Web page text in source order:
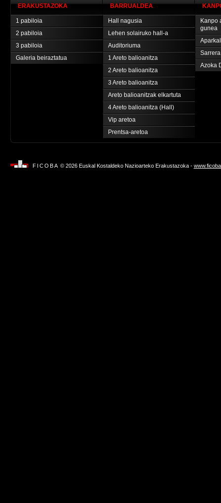
ERAKUSTAZOKA
1 pabiloia
2 pabiloia
3 pabiloia
Galeria beiraztatua
BARRUALDEA
Hall nagusia
Lehen solairuko hall-a
Auditoriuma
1 Areto balioanitza
2 Areto balioanitza
3 Areto balioanitza
Areto balioanitzak elkartuta
4 Areto balioanitza (Hall)
Vip aretoa
Prentsa-aretoa
Kanpo
gunea
Azoka
FICOBA © 2026 Euskal Kostaldeko Nazioarteko Erakustazoka -